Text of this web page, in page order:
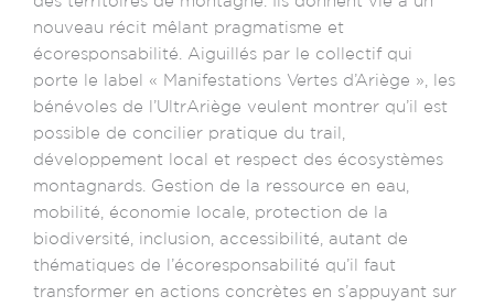
nouveau récit mêlant pragmatisme et
écoresponsabilité. Aiguillés par le collectif qui
porte le label « Manifestations Vertes d’Ariège », les
bénévoles de l’UltrAriège veulent montrer qu’il est
possible de concilier pratique du trail,
développement local et respect des écosystèmes
montagnards. Gestion de la ressource en eau,
mobilité, économie locale, protection de la
biodiversité, inclusion, accessibilité, autant de
thématiques de l’écoresponsabilité qu’il faut
transformer en actions concrètes en s’appuyant sur